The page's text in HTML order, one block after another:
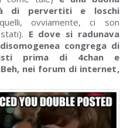
di pervertiti e loschi
ovviamente, ci son
E dove si radunava
congrega di
prima di 4chan e
Beh, nei forum di internet,